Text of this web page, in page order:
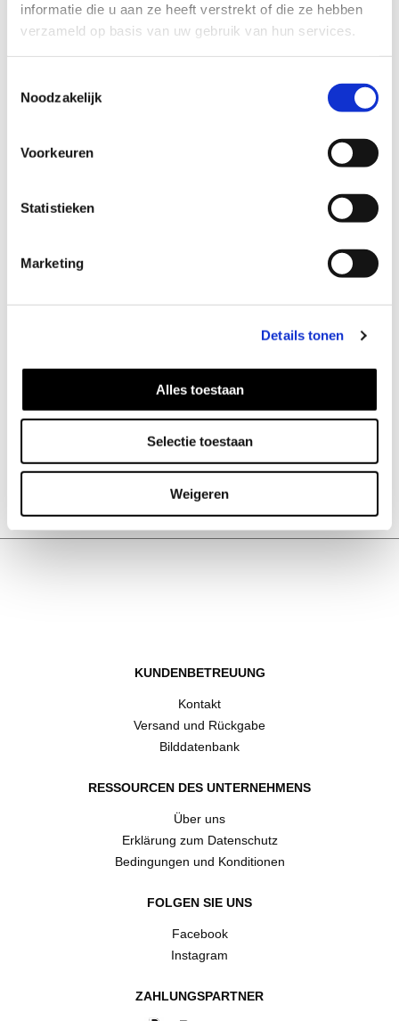
informatie die u aan ze heeft verstrekt of die ze hebben
verzameld op basis van uw gebruik van hun services.
Noodzakelijk
Voorkeuren
Statistieken
Marketing
Details tonen
Alles toestaan
Selectie toestaan
Weigeren
Twine Ohrringe
KUNDENBETREUUNG
Kontakt
Versand und Rückgabe
Bilddatenbank
RESSOURCEN DES UNTERNEHMENS
Über uns
Erklärung zum Datenschutz
Bedingungen und Konditionen
FOLGEN SIE UNS
Facebook
Instagram
ZAHLUNGSPARTNER